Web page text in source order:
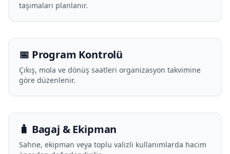
taşımaları planlanır.
📅 Program Kontrolü
Çıkış, mola ve dönüş saatleri organizasyon takvimine
göre düzenlenir.
🧳 Bagaj & Ekipman
Sahne, ekipman veya toplu valizli kullanımlarda hacim